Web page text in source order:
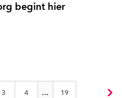
begint hier
3 4 … 19